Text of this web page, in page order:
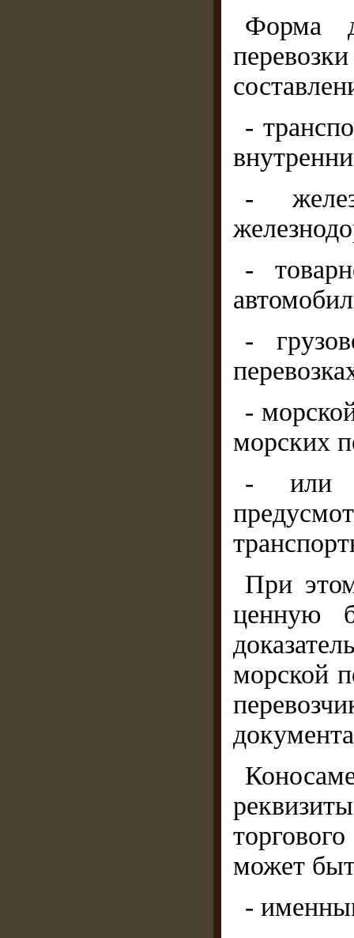
Форма
-
-
-
-
-
морских
- или
При
ценную
морской
может
-